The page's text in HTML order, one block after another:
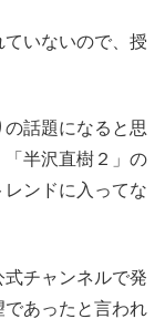
いないので、授
話題になると思
半沢直樹２」の
ンドに入ってな
チャンネルで発
あったと言われ